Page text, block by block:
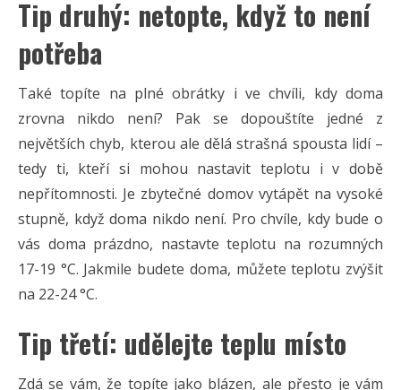
Tip druhý: netopte, když to není
potřeba
Také topíte na plné obrátky i ve chvíli, kdy doma
zrovna nikdo není? Pak se dopouštíte jedné z
největších chyb, kterou ale dělá strašná spousta lidí –
tedy ti, kteří si mohou nastavit teplotu i v době
nepřítomnosti. Je zbytečné domov vytápět na vysoké
stupně, když doma nikdo není. Pro chvíle, kdy bude o
vás doma prázdno, nastavte teplotu na rozumných
17-19 °C. Jakmile budete doma, můžete teplotu zvýšit
na 22-24 °C.
Tip třetí: udělejte teplu místo
Zdá se vám, že topíte jako blázen, ale přesto je vám